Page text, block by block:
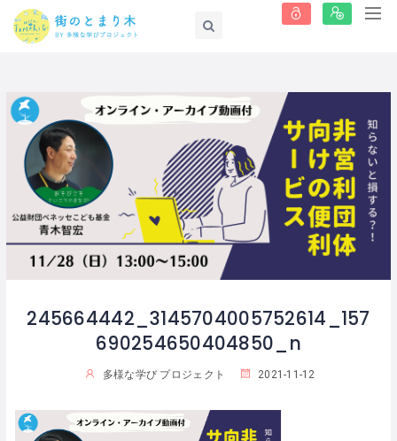
245664442_3145704005752614_157
690254650404850_n
多様な学び プロジェクト 2021-11-12